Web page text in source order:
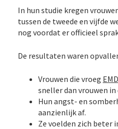
In hun studie kregen
tussen de tweede en vijfde
nog voordat er officieel
De resultaten waren
Vrouwen die vroeg
sneller dan vrouwen
Hun angst- en
aanzienlijk af.
Ze voelden zich beter